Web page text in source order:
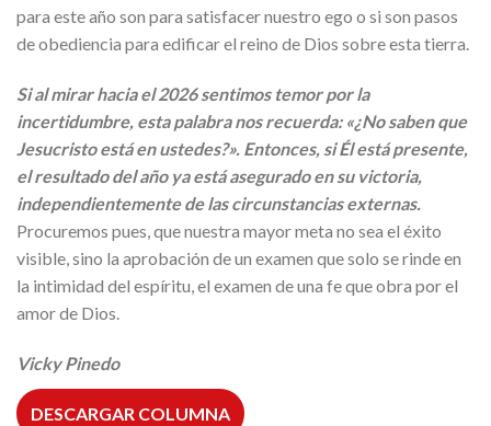
para este año son para satisfacer nuestro ego o si son pasos
de obediencia para edificar el reino de Dios sobre esta tierra.
Si al mirar hacia el 2026 sentimos temor por la
incertidumbre, esta palabra nos recuerda: «¿No saben que
Jesucristo está en ustedes?». Entonces, si Él está presente,
el resultado del año ya está asegurado en su victoria,
independientemente de las circunstancias externas.
Procuremos pues, que nuestra mayor meta no sea el éxito
visible, sino la aprobación de un examen que solo se rinde en
la intimidad del espíritu, el examen de una fe que obra por el
amor de Dios.
Vicky Pinedo
DESCARGAR COLUMNA